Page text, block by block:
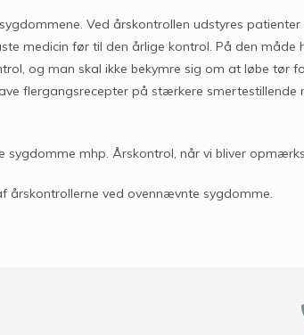
Ved årskontrollen udstyres patienter
medicin før til den årlige kontrol. På den måde
og man skal ikke bekymre sig om at løbe tør
flergangsrecepter på stærkere smertestillende
sygdomme mhp. Årskontrol, når vi bliver
årskontrollerne ved ovennævnte sygdomme.